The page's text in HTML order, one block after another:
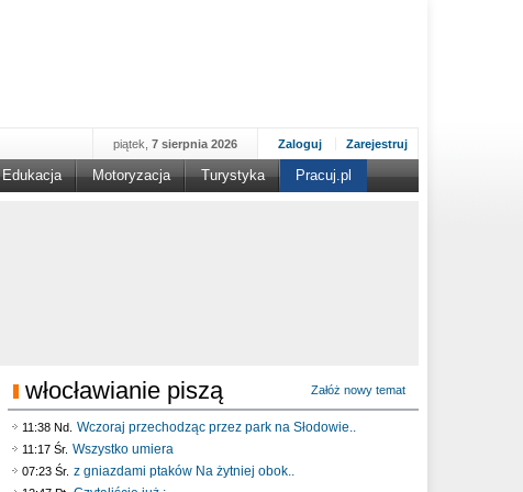
Zaloguj Zarejestruj
piątek, 7 sierpnia 2026
Edukacja Motoryzacja Turystyka Pracuj.pl
włocławianie piszą Załóż nowy temat
11:38 Nd. Wczoraj przechodząc przez park na Słodowie..
11:17 Śr. Wszystko umiera
07:23 Śr. z gniazdami ptaków Na żytniej obok..